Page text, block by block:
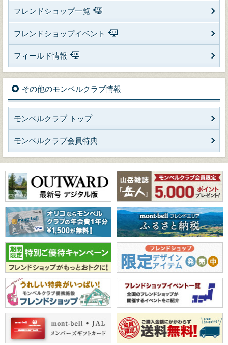
フレンドショップ一覧
フレンドショップイベント
フィールド情報
その他のモンベルクラブ情報
モンベルクラブ トップ
モンベルクラブ会員特典